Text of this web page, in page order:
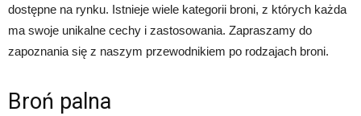
dostępne na rynku. Istnieje wiele kategorii broni, z których każda
ma swoje unikalne cechy i zastosowania. Zapraszamy do
zapoznania się z naszym przewodnikiem po rodzajach broni.
Broń palna